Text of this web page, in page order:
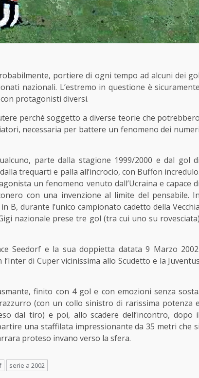
portiere di ogni tempo ad alcuni dei gol
nazionali. L’estremo in questione è sicuramente
protagonisti diversi.
perché soggetto a diverse teorie che potrebbero
necessaria per battere un fenomeno dei numeri
parte dalla stagione 1999/2000 e dal gol di
trequarti e palla all’incrocio, con Buffon incredulo.
un fenomeno venuto dall’Ucraina e capace di
con una invenzione al limite del pensabile. In
B, durante l’unico campionato cadetto della Vecchia
nazionale prese tre gol (tra cui uno su rovesciata)
Seedorf e la sua doppietta datata 9 Marzo 2002.
di Cuper vicinissima allo Scudetto e la Juventus
finito con 4 gol e con emozioni senza sosta.
(con un collo sinistro di rarissima potenza e
dal tiro) e poi, allo scadere dell’incontro, dopo il
una staffilata impressionante da 35 metri che si
proteso invano verso la sfera.
serie a 2002